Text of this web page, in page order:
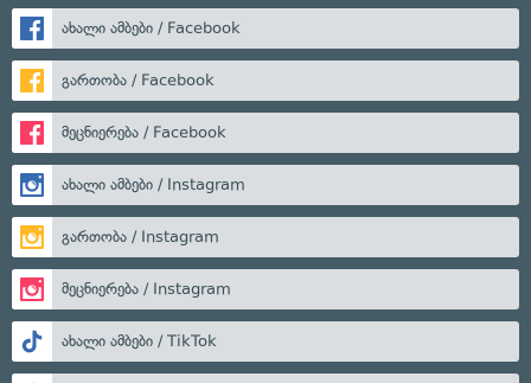
ახალი ამბები / Facebook
გართობა / Facebook
მეცნიერება / Facebook
ახალი ამბები / Instagram
გართობა / Instagram
მეცნიერება / Instagram
ახალი ამბები / TikTok